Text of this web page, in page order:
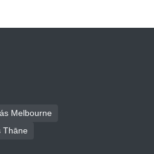
Melbourne